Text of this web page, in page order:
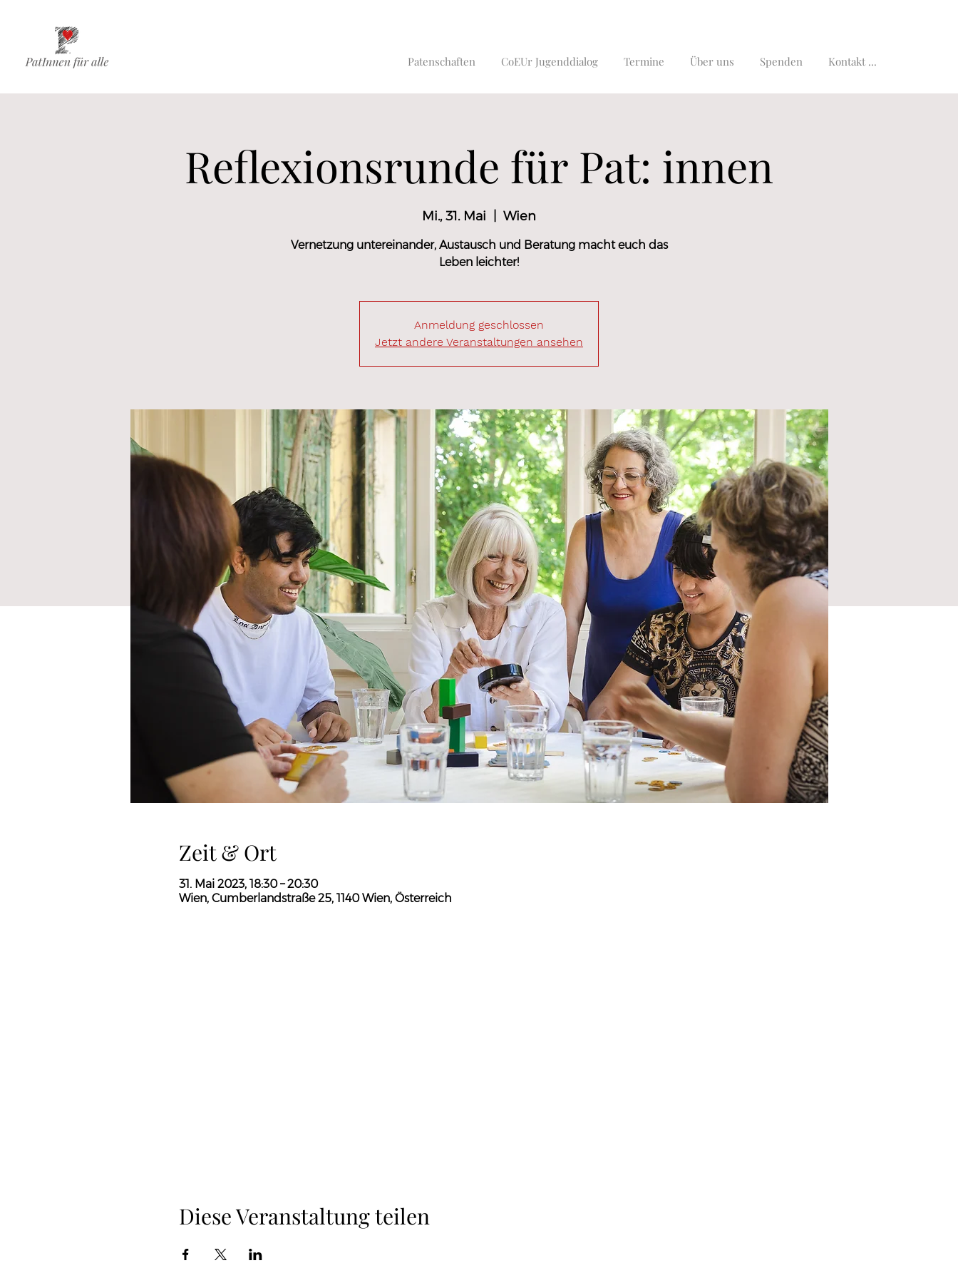
Patenschaften CoEUr Jugenddialog Termine Über uns Spenden Kontakt ...
Reflexionsrunde für Pat: innen
Mi., 31. Mai Wien
Vernetzung untereinander, Austausch und Beratung macht euch das
Leben leichter!
Anmeldung geschlossen
Jetzt andere Veranstaltungen ansehen
Zeit & Ort
31. Mai 2023, 18:30 – 20:30
Wien, Cumberlandstraße 25, 1140 Wien, Österreich
Diese Veranstaltung teilen